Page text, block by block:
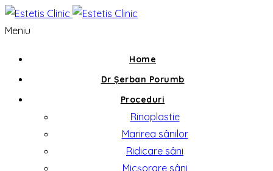
Meniu
Home
Dr Șerban Porumb
Proceduri
Rinoplastie
Marirea sânilor
Ridicare sâni
Micșorare sâni